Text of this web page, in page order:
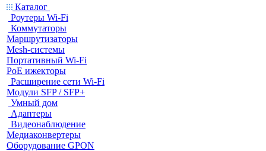
Каталог
Роутеры Wi-Fi
Коммутаторы
Маршрутизаторы
Mesh-системы
Портативный Wi-Fi
PoE ижекторы
Расширение сети Wi‑Fi
Модули SFP / SFP+
Умный дом
Адаптеры
Видеонаблюдение
Медиаконвертеры
Оборудование GPON